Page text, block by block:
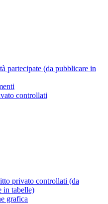
partecipate (da pubblicare in
controllati
privato controllati (da
in tabelle)
grafica